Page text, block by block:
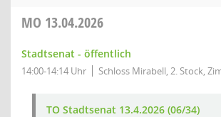
MO 13.04.2026
Stadtsenat - öffentlich
14:00-14:14 Uhr Schloss Mirabell, 2. Stock,
TO Stadtsenat 13.4.2026 (06/34)